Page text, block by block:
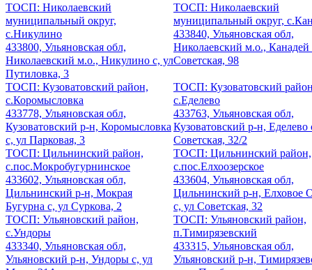
ТОСП: Николаевский
муниципальный округ,
с.Никулино
433800, Ульяновская обл,
Николаевский м.о., Никулино с, ул
Путиловка, 3
ТОСП: Николаевский
муниципальный округ,
433840, Ульяновская обл,
Николаевский м.о., Канадей
Советская, 98
ТОСП: Кузоватовский район,
с.Коромысловка
433778, Ульяновская обл,
Кузоватовский р-н, Коромысловка
с, ул Парковая, 3
ТОСП: Кузоватовский
с.Еделево
433763, Ульяновская обл,
Кузоватовский р-н, Еделево
Советская, 32/2
ТОСП: Цильнинский район,
с.пос.Мокробугурнинское
433602, Ульяновская обл,
Цильнинский р-н, Мокрая
Бугурна с, ул Суркова, 2
ТОСП: Цильнинский район,
с.пос.Елхоозерское
433604, Ульяновская обл,
Цильнинский р-н, Елховое
с, ул Советская, 32
ТОСП: Ульяновский район,
с.Ундоры
433340, Ульяновская обл,
Ульяновский р-н, Ундоры с, ул
ТОСП: Ульяновский район,
п.Тимирязевский
433315, Ульяновская обл,
Ульяновский р-н,